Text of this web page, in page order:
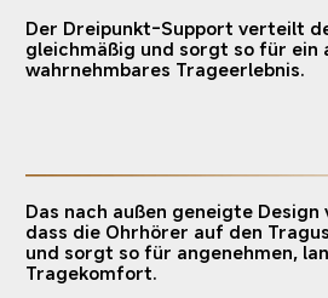
Der Dreipunkt-Support verteilt
gleichmäßig und sorgt so für ein
wahrnehmbares Trageerlebnis.
Das nach außen geneigte
dass die Ohrhörer auf den
und sorgt so für angenehmen,
Tragekomfort.